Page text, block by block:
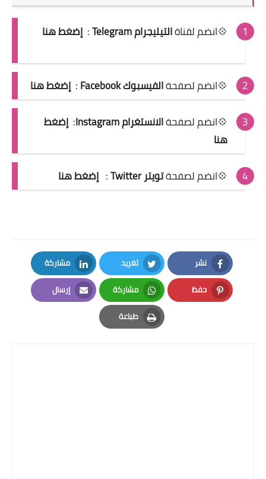
💠انضم لقناةالتيليجرام Telegram : إضغط هنا
💠انضم لصفحةالفيسبوك Facebook : إضغط هنا
💠انضم لصفحةالانستغرام Instagram : إضغط
هنا
💠انضم لصفحةتويتر Twitter : إضغط هنا
نشر
Facebook
تغريد
Twitter
مشاركة
LinkedIn
حفظ
Pinterest
مشاركة
Whatsapp
إرسال
Email
طباعة
Print